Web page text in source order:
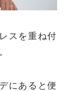
スを重ね付
にあると便